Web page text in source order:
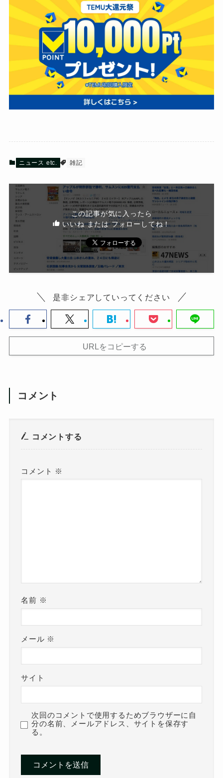
ニュース etc. 雑記
この記事が気に入ったら
いいね または フォローしてね！
是非シェアしていってください
URLをコピーする
コメント
コメントする
コメント ※
名前 ※
メール ※
サイト
次回のコメントで使用するためブラウザーに自
分の名前、メールアドレス、サイトを保存す
る。